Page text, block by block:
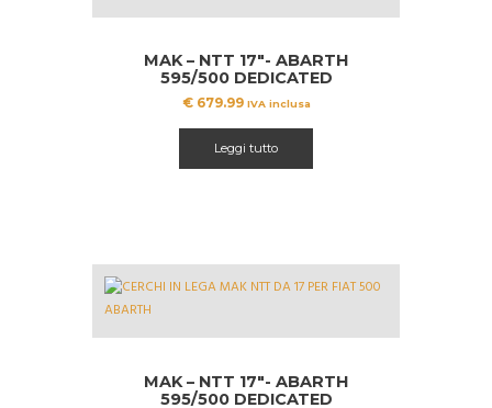
MAK – NTT 17″- ABARTH
595/500 DEDICATED
€679.99 IVA inclusa
Leggi tutto
MAK – NTT 17″- ABARTH
595/500 DEDICATED